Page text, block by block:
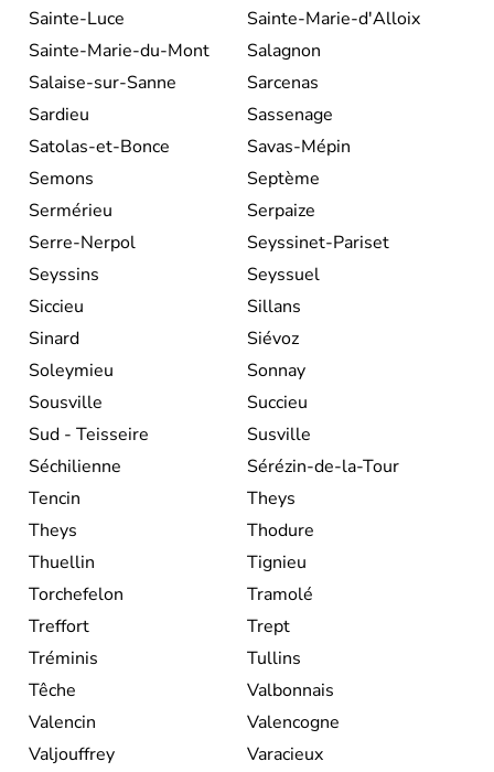
Sainte-Luce
Sainte-Marie-d'Alloix
Sainte-Marie-du-Mont
Salagnon
Salaise-sur-Sanne
Sarcenas
Sardieu
Sassenage
Satolas-et-Bonce
Savas-Mépin
Semons
Septème
Sermérieu
Serpaize
Serre-Nerpol
Seyssinet-Pariset
Seyssins
Seyssuel
Siccieu
Sillans
Sinard
Siévoz
Soleymieu
Sonnay
Sousville
Succieu
Sud - Teisseire
Susville
Séchilienne
Sérézin-de-la-Tour
Tencin
Theys
Theys
Thodure
Thuellin
Tignieu
Torchefelon
Tramolé
Treffort
Trept
Tréminis
Tullins
Têche
Valbonnais
Valencin
Valencogne
Valjouffrey
Varacieux